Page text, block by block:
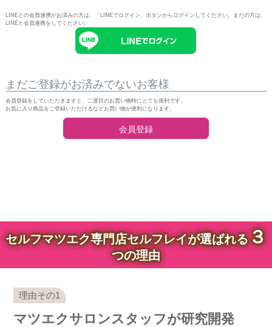
LINEとの会員連携がお済みの方は、「LINEでログイン」ボタンからログインしてください。まだの方は、
LINEと会員連携 をしてください。
まだご登録がお済みでないお客様
会員登録をしていただきますと、二度目のお買い物時にとても便利です。
お気に入り商品をご登録いただけるなどお買い物が便利になります。
会員登録
セルフマツエク専門店セルフレイが選ばれる３
つの理由
マツエクサロンスタッフが研究開発